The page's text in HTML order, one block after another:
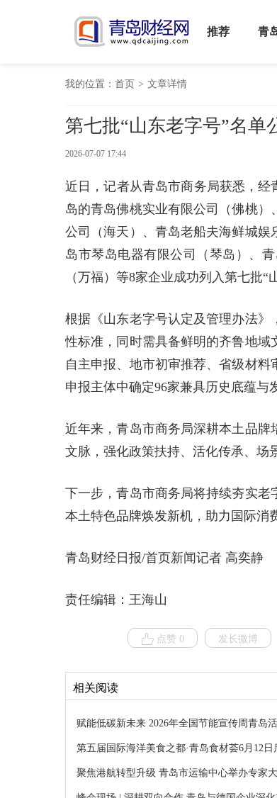
推荐 青
我的位置： 首页 > 文章详情
第七批“山东老字号”名
2026-07-07 17:44
近日，记者从青岛市商务局获悉，
岛的青岛佛桃实业有限公司（佛桃
公司（海天）、青岛老船夫海鲜城
岛市琴岛电器有限公司（琴岛）、
（万福）等8家企业成功列入第七批“
根据《山东老字号认定及管理办法》
性标准，同时需具备鲜明的齐鲁地
自主申报、地市初审推荐、省级材
申报主体中确定96家兼具历史底蕴与
近年来，青岛市商务局深耕本土品
文脉，强化政策扶持、活化传承、场
下一步，青岛市商务局将持续夯实
本土特色品牌焕发新机，助力国际消
青岛财经日报/首页新闻记者 高奕静
责任编辑：王海山
点赞 0 发长微博
相关阅读
赋能低碳新未来 2026年全国节能宣传周青岛
第五届国际海洋美食之都·青岛食材荟6月12
聚焦港航转型升级 青岛市运输中心举办专家